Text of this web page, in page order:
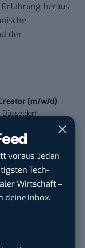
voraus. Jeden
Tech-
Wirtschaft –
deine Inbox.
heraus
der
(m/w/d)
Düsseldorf
inEschborn
– Content